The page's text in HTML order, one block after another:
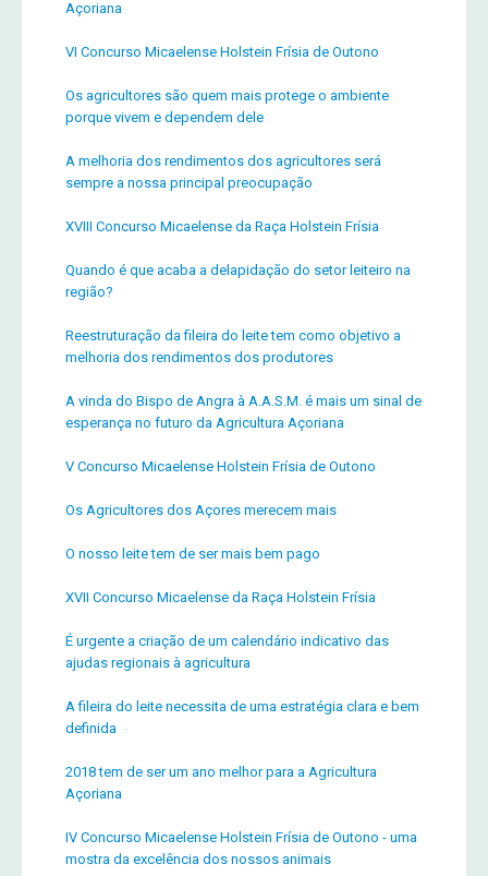
Açoriana
VI Concurso Micaelense Holstein Frísia de Outono
Os agricultores são quem mais protege o ambiente
porque vivem e dependem dele
A melhoria dos rendimentos dos agricultores será
sempre a nossa principal preocupação
XVIII Concurso Micaelense da Raça Holstein Frísia
Quando é que acaba a delapidação do setor leiteiro na
região?
Reestruturação da fileira do leite tem como objetivo a
melhoria dos rendimentos dos produtores
A vinda do Bispo de Angra à A.A.S.M. é mais um sinal de
esperança no futuro da Agricultura Açoriana
V Concurso Micaelense Holstein Frísia de Outono
Os Agricultores dos Açores merecem mais
O nosso leite tem de ser mais bem pago
XVII Concurso Micaelense da Raça Holstein Frísia
É urgente a criação de um calendário indicativo das
ajudas regionais à agricultura
A fileira do leite necessita de uma estratégia clara e bem
definida
2018 tem de ser um ano melhor para a Agricultura
Açoriana
IV Concurso Micaelense Holstein Frísia de Outono - uma
mostra da excelência dos nossos animais